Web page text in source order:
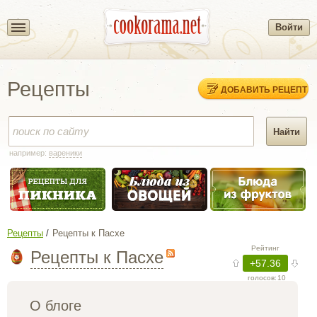
Войти
Рецепты ДОБАВИТЬ РЕЦЕПТ
например: вареники
Рецепты Рецепты к Пасхе
Рейтинг
+57.36
голосов: 10
Рецепты к Пасхе
О блоге